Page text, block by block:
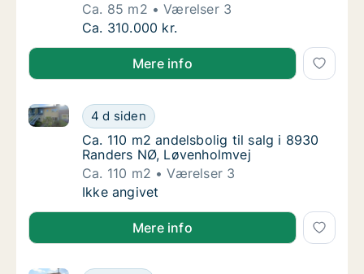
Ca. 85 m2
Værelser 3
Ca. 85 m2 andelsbolig til salg i 8600
Ca. 310.000 kr.
Mere info
Ca. 110 m2 andelsbolig til salg i 8930
4 d siden
Ca. 110 m2 andelsbolig til salg i 8930 Randers NØ,
Ca. 110 m2 andelsbolig til salg i 8930
Ca. 110 m2 andelsbolig til salg i 8930
Randers NØ, Løvenholmvej
Ca. 110 m2
Værelser 3
Ca. 110 m2 andelsbolig til salg i 8930
Ikke angivet
Mere info